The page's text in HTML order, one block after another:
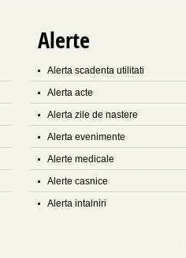
Alerte
Alerta scadenta utilitati
Alerta acte
Alerta zile de nastere
Alerta evenimente
Alerte medicale
Alerte casnice
Alerta intalniri